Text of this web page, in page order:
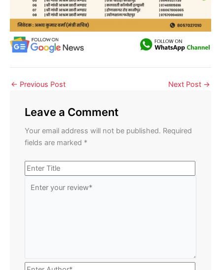
← Previous Post Next Post →
Leave a Comment
Your email address will not be published. Required
fields are marked *